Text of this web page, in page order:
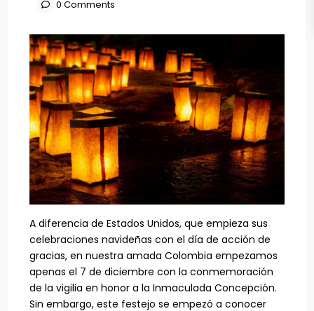
0 Comments
A diferencia de Estados Unidos, que empieza sus
celebraciones navideñas con el día de acción de
gracias, en nuestra amada Colombia empezamos
apenas el 7 de diciembre con la conmemoración
de la vigilia en honor a la Inmaculada Concepción.
Sin embargo, este festejo se empezó a conocer